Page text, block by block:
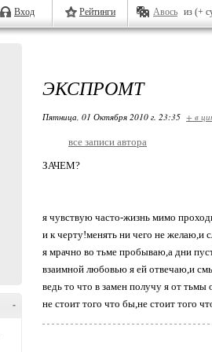
Вход Рейтинги Авось из (+
-
ЭКСПРОМТ
Пятница, 01 Октября 2010 г. 23:35 + в
все записи автора
ЗАЧЕМ?
я чувствую часто-жизнь мимо
и к черту!менять ни чего не желаю,и
я мрачно во тьме пробываю,а дни
взаимной любовью я ей отвечаю,и
ведь то что в замен получу я от тьмы
не стоит того что бы,не стоит того